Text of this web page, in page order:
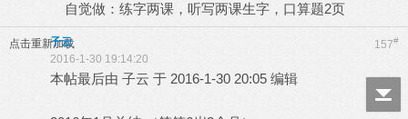
自觉做：练字两课，听写两课生字，口算题2页
点击重新加载 157#
子云
2016-1-30 19:14:20
本帖最后由 子云 于 2016-1-30 20:05 编辑